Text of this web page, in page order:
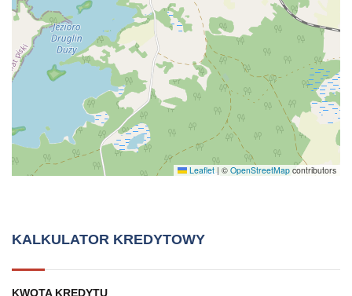
Leaflet | © OpenStreetMap contributors
KALKULATOR KREDYTOWY
KWOTA KREDYTU